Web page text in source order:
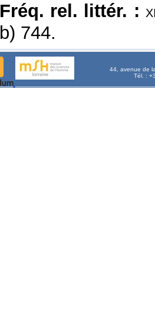
Fréq. rel. littér. :
b) 744.
44, avenue de
Tél. :